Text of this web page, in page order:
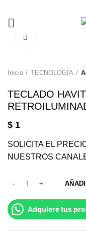
Inicio TECNOLOGÍA
TECLADO
$ 1
SOLICITA EL
NUESTROS
Adquiere tus